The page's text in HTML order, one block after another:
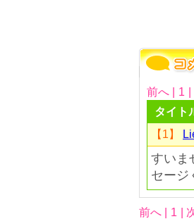
前へ | 1
タイト
【1】
すいま
セージ
前へ | 1 |